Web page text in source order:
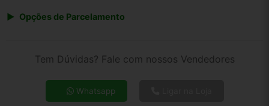
Opções de Parcelamento
4x de R$ 55,43
5x de R$ 44,92
Tem Dúvidas? Fale com nossos Vendedores
Whatsapp